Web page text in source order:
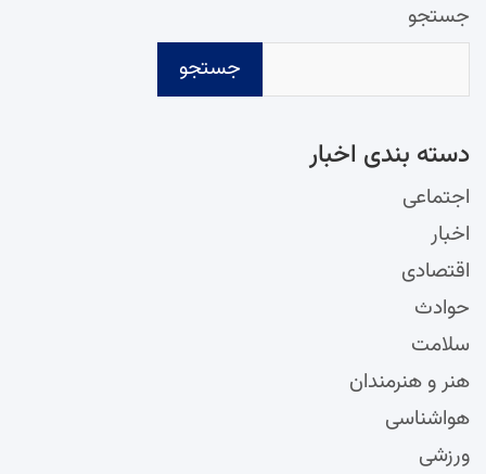
جستجو
جستجو
دسته‌ بندی اخبار
اجتماعی
اخبار
اقتصادی
حوادث
سلامت
هنر و هنرمندان
هواشناسی
ورزشی